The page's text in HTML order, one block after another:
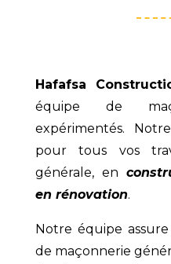
Hafafsa
équipe de
expérimentés.
pour tous vos
générale, en
en rénovation.
Notre équipe
de maçonnerie